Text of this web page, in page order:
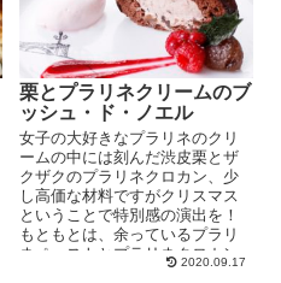
栗とプラリネクリームのブ
ッシュ・ド・ノエル
女子の大好きなプラリネのクリ
ームの中には刻んだ渋皮栗とザ
クザクのプラリネクロカン、少
し高価な材料ですがクリスマス
ということで特別感の演出を！
もともとは、余っているプラリ
ネペーストとプラリネクロカン
をどうにかしないと、、で思い
2020.09.17